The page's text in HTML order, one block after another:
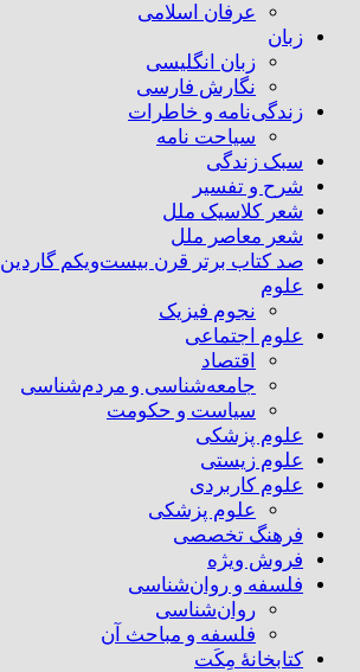
عرفان اسلامی
زبان
زبان انگلیسی
نگارش فارسی
زندگی‌نامه و خاطرات
سیاحت نامه
سبک زندگی
شرح و تفسیر
شعر کلاسیک ملل
شعر معاصر ملل
صد کتاب برتر قرن بیست‌و‌یکم گاردین
علوم
نجوم فیزیک
علوم اجتماعی
اقتصاد
جامعه‌شناسی و مردم‌شناسی
سیاست و حکومت
علوم پزشکی
علوم زیستی
علوم کاربردی
علوم پزشکی
فرهنگ تخصصی
فروش ویژه
فلسفه و روان‌شناسی
روان‌شناسی
فلسفه و مباحث آن
کتابخانۀ مِکَت